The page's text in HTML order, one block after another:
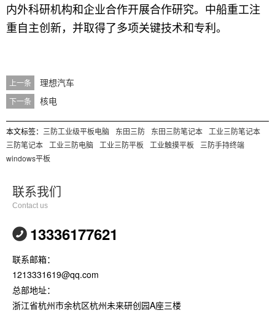
内外科研机构和企业合作开展合作研究。中船重工注
重自主创新，并取得了多项关键技术和专利。
上一条 理想汽车
下一条 核电
本文标签： 三防工业级平板电脑 东田三防 东田三防笔记本
工业三防笔记本
三防笔记本
工业三防电脑 工业三防平板 工业触摸平板
三防手持终端
windows平板
联系我们
Contact us
13336177621
联系邮箱：
1213331619@qq.com
总部地址：
浙江省杭州市余杭区杭州未来研创园A座三楼